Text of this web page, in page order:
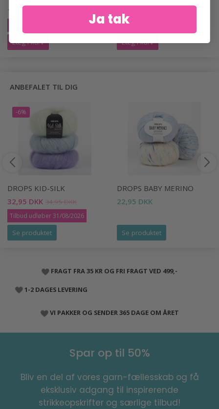
133,00 DKK
Læg i kurv Læg i kurv
ANBEFALET TIL DIG
-6%
DROPS KID-SILK
32,95 DKK 34,95 DKK
Tilbud udløber 31/08/2026
Se produktet
DROPS BABY MERINO
22,95 DKK
Se produktet
FRAGT FRA 35 KR OG FRI FRAGT VED 499,-
1-2 DAGES LEVERING
VI PAKKER OG SENDER 365 DAGE OM ÅRET
Spar op til 50%
Bliv en del af vores garn-fællesskab og få
eksklusiv adgang til inspirerende
strikkeopskrifter og særlige tilbud!
Ja tak